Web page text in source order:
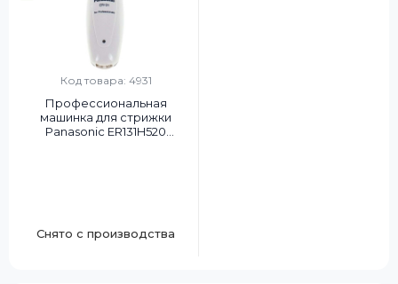
Код товара: 4931
Профессиональная
машинка для стрижки
Panasonic ER131H520
Снято с производства